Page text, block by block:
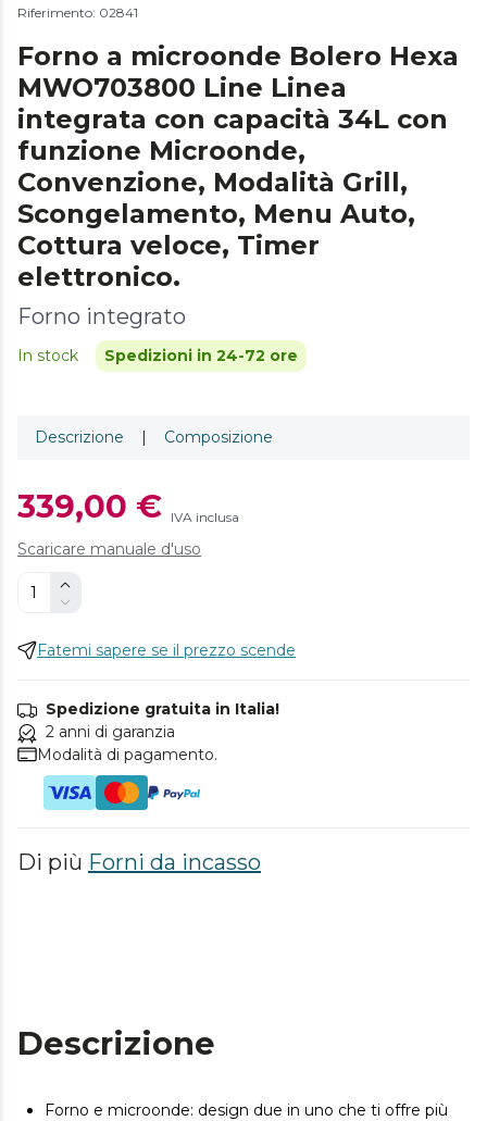
Riferimento: 02841
Forno a microonde Bolero Hexa
MWO703800 Line Linea
integrata con capacità 34L con
funzione Microonde,
Convenzione, Modalità Grill,
Scongelamento, Menu Auto,
Cottura veloce, Timer
elettronico.
Forno integrato
In stock Spedizioni in 24-72 ore
Descrizione | Composizione
339,00 € IVA inclusa
Scaricare manuale d'uso
Fatemi sapere se il prezzo scende
Spedizione gratuita in Italia!
2 anni di garanzia
Modalità di pagamento.
Di più Forni da incasso
Descrizione
Forno e microonde: design due in uno che ti offre più